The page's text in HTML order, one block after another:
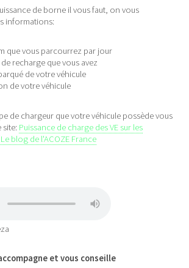
de borne il vous faut, on vous
informations:
que vous parcourrez par jour
recharge que vous avez
de votre véhicule
de votre véhicule
de chargeur que votre véhicule possède vous
Puissance de charge des VE sur les
blog de l'ACOZE France
et vous conseille